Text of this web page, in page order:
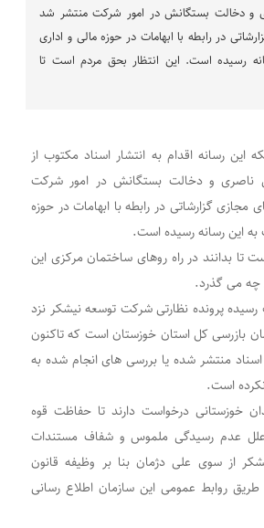
و دخالت بستگانش در امور شرکت منتشر شد
در رابطه با ابهامات در حوزه مالی و اداری
رسیده است. این انتظار بحق مردم است تا
این رسانه اقدام به انتشار اسناد مکتوب از
ناصری و دخالت بستگانش در امور شرکت
گزارشاتی در رابطه با ابهامات در حوزه
به این رسانه رسیده است.
تا بدانند در راه روهای ساختمان مرکزی این
چه می گذرد.
رسیده پرونده نظارتی شرکت توسعه نیشکر نزد
بازرسی کل استان خوزستان است که تاکنون
منتشر شده یا بررسی های انجام شده به
نکرده است.
خوزستانی درخواست دارند تا حفاظت قوه
عدم رسیدگی ملموس و شفاف مستندات
از سوی علی دژمان بنا بر وظیفه قانون
روابط عمومی این سازمان اطلاع رسانی